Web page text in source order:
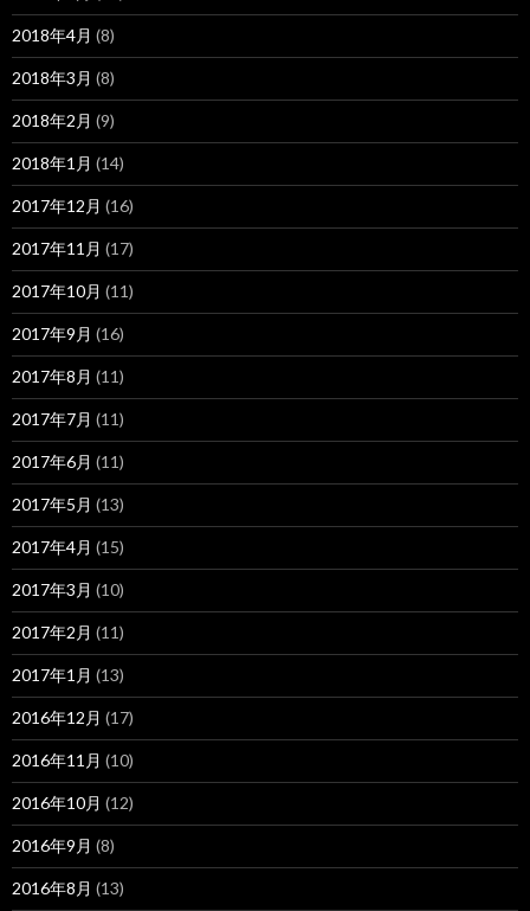
2018年4月 (8)
2018年3月 (8)
2018年2月 (9)
2018年1月 (14)
2017年12月 (16)
2017年11月 (17)
2017年10月 (11)
2017年9月 (16)
2017年8月 (11)
2017年7月 (11)
2017年6月 (11)
2017年5月 (13)
2017年4月 (15)
2017年3月 (10)
2017年2月 (11)
2017年1月 (13)
2016年12月 (17)
2016年11月 (10)
2016年10月 (12)
2016年9月 (8)
2016年8月 (13)